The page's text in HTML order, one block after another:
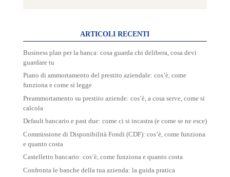
ARTICOLI RECENTI
Business plan per la banca: cosa guarda chi delibera, cosa devi
guardare tu
Piano di ammortamento del prestito aziendale: cos’è, come
funziona e come si legge
Preammortamento su prestito aziende: cos’è, a cosa serve, come si
calcola
Default bancario e past due: come ci si incastra (e come se ne esce)
Commissione di Disponibilità Fondi (CDF): cos’è, come funziona
e quanto costa
Castelletto bancario: cos’è, come funziona e quanto costa
Confronta le banche della tua azienda: la guida pratica